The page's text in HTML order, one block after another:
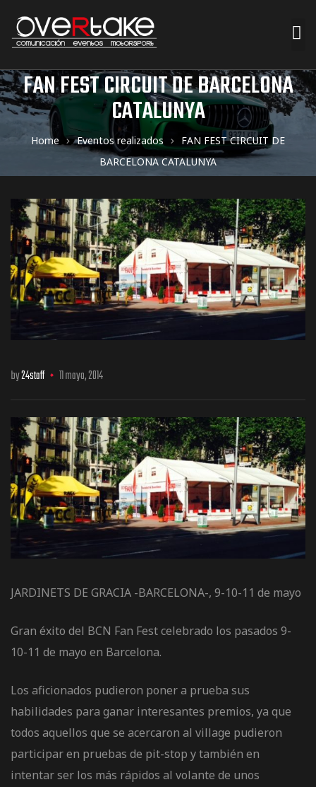
FAN FEST CIRCUIT DE BARCELONA
CATALUNYA
Home Eventos realizados
FAN FEST CIRCUIT DE
BARCELONA CATALUNYA
by24staff 11 mayo, 2014
JARDINETS DE GRACIA -BARCELONA-, 9-10-11 de mayo
Gran éxito del BCN Fan Fest celebrado los pasados 9-
10-11 de mayo en Barcelona.
Los aficionados pudieron poner a prueba sus
habilidades para ganar interesantes premios, ya que
todos aquellos que se acercaron al village pudieron
participar en pruebas de pit-stop y también en
intentar ser los más rápidos al volante de unos
de
Racing
pista
Ruta